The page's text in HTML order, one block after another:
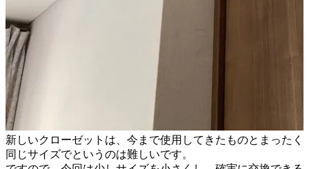
新しいクローゼットは、今まで使用してきたものと まったく
同じサイズでというのは難しいです。